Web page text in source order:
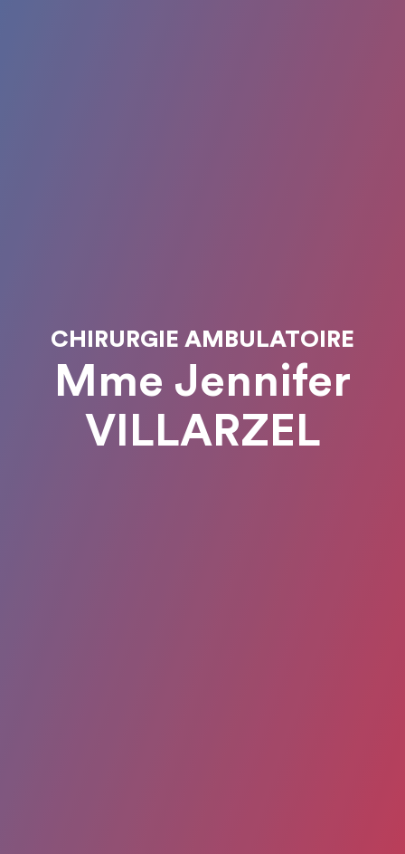
CHIRURGIE AMBULATOIRE
Mme Jennifer
VILLARZEL